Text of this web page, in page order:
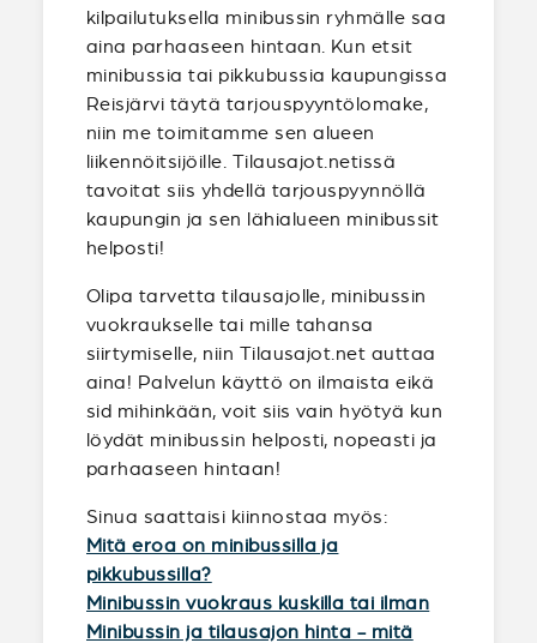
kilpailutuksella minibussin ryhmälle saa
aina parhaaseen hintaan. Kun etsit
minibussia tai pikkubussia kaupungissa
Reisjärvi täytä tarjouspyyntölomake,
niin me toimitamme sen alueen
liikennöitsijöille. Tilausajot.netissä
tavoitat siis yhdellä tarjouspyynnöllä
kaupungin ja sen lähialueen minibussit
helposti!
Olipa tarvetta tilausajolle, minibussin
vuokraukselle tai mille tahansa
siirtymiselle, niin Tilausajot.net auttaa
aina! Palvelun käyttö on ilmaista eikä
sid mihinkään, voit siis vain hyötyä kun
löydät minibussin helposti, nopeasti ja
parhaaseen hintaan!
Sinua saattaisi kiinnostaa myös:
Mitä eroa on minibussilla ja
pikkubussilla?
Minibussin vuokraus kuskilla tai ilman
Minibussin ja tilausajon hinta - mitä